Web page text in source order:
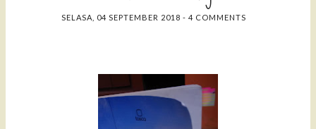
SELASA, 04 SEPTEMBER 2018-4 COMMENTS